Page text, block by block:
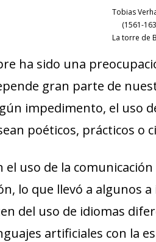
Tobias
(1561-
La torre de
ha sido una
gran parte de
impedimento, el uso
poéticos, prácticos o
el uso de la
lo que llevó a algunos
del uso de idiomas
artificiales con la